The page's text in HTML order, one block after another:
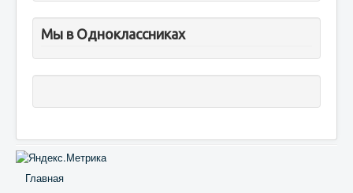
Мы в Одноклассниках
Главная